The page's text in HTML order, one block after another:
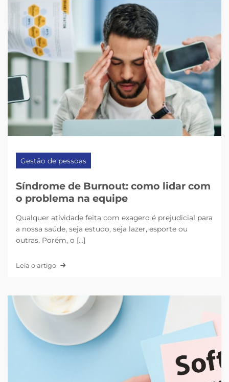
Gestão de pessoas
Síndrome de Burnout: como lidar com
o problema na equipe
Qualquer atividade feita com exagero é prejudicial para
a nossa saúde, seja estudo, seja lazer, esporte ou
outras. Porém, o [...]
Leia o artigo